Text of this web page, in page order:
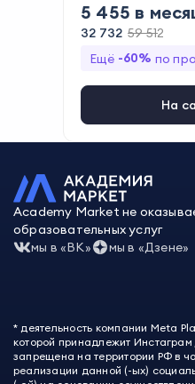
композиций
5 455 в
32 732 59 512
Ещё -60% по
На
Academy Market не
образовательных услуг
мы в «ВК»
мы в «Дзене»
* деятельность компании Meta
которой принадлежит
запрещена на территории РФ в
реализации данной (-ых)